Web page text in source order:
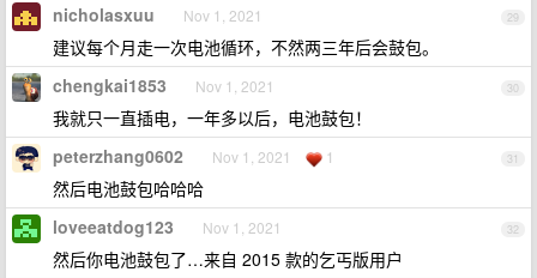
29
nicholasxuu Nov 1, 2021
建议每个月走一次电池循环，不然两三年后会鼓包。
30
chengkai1853 Nov 1, 2021
我就只一直插电，一年多以后，电池鼓包！
31
peterzhang0602 Nov 1, 2021 1
然后电池鼓包哈哈哈
32
loveeatdog123 Nov 1, 2021
然后你电池鼓包了…来自 2015 款的乞丐版用户